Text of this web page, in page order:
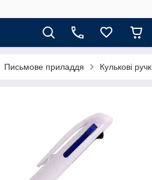
Письмове приладдя Кулькові